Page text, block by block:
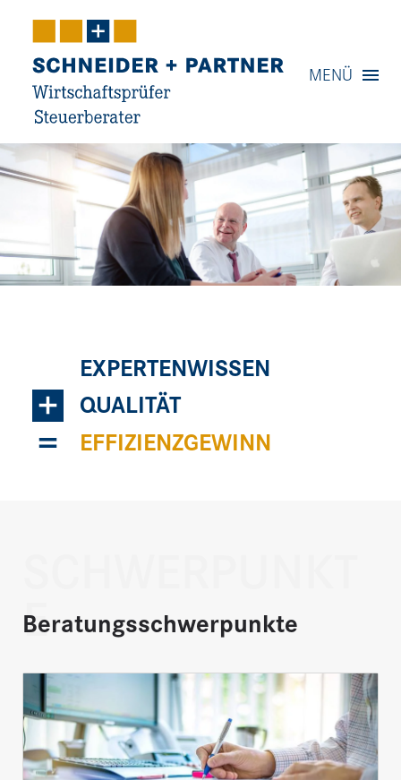
Inhalt
Service
MENÜ
EXPERTENWISSEN
+
QUALITÄT
=
EFFIZIENZGEWINN
E
Beratungsschwerpunkte